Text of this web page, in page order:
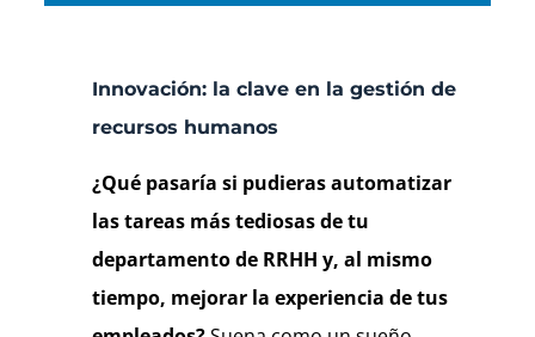
Innovación: la clave en la gestión de
recursos humanos
¿Qué pasaría si pudieras automatizar
las tareas más tediosas de tu
departamento de RRHH y, al mismo
tiempo, mejorar la experiencia de tus